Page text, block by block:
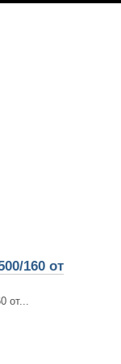
160 от
от...